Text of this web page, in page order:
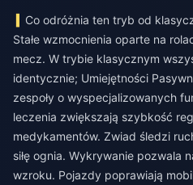
Co odróżnia ten tryb od
Stałe wzmocnienia oparte na
mecz. W trybie klasycznym
identycznie; Umiejętności
zespoły o wyspecjalizowanych
leczenia zwiększają szybkość
medykamentów. Zwiad śledzi
siłę ognia. Wykrywanie pozwala
wzroku. Pojazdy poprawiają